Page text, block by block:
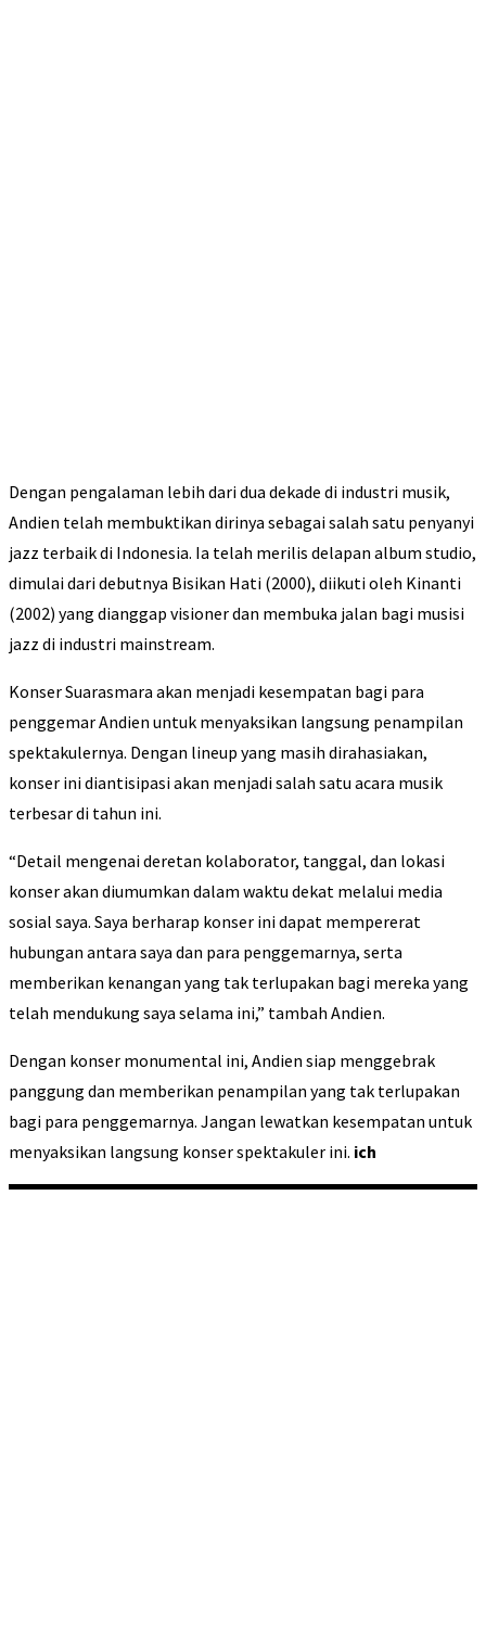
Dengan pengalaman lebih dari dua dekade di industri musik,
Andien telah membuktikan dirinya sebagai salah satu penyanyi
jazz terbaik di Indonesia. Ia telah merilis delapan album studio,
dimulai dari debutnya Bisikan Hati (2000), diikuti oleh Kinanti
(2002) yang dianggap visioner dan membuka jalan bagi musisi
jazz di industri mainstream.
Konser Suarasmara akan menjadi kesempatan bagi para
penggemar Andien untuk menyaksikan langsung penampilan
spektakulernya. Dengan lineup yang masih dirahasiakan,
konser ini diantisipasi akan menjadi salah satu acara musik
terbesar di tahun ini.
“Detail mengenai deretan kolaborator, tanggal, dan lokasi
konser akan diumumkan dalam waktu dekat melalui media
sosial saya. Saya berharap konser ini dapat mempererat
hubungan antara saya dan para penggemarnya, serta
memberikan kenangan yang tak terlupakan bagi mereka yang
telah mendukung saya selama ini,” tambah Andien.
Dengan konser monumental ini, Andien siap menggebrak
panggung dan memberikan penampilan yang tak terlupakan
bagi para penggemarnya. Jangan lewatkan kesempatan untuk
menyaksikan langsung konser spektakuler ini. ich